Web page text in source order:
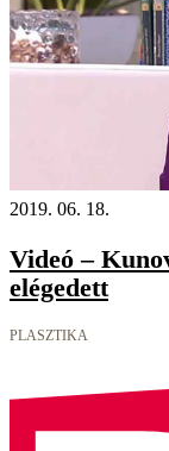
2019. 06. 18.
Videó –
elégedett
PLASZTIKA